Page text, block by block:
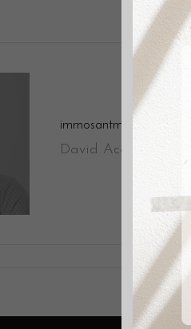
immosantmarti
David Aceituno. +